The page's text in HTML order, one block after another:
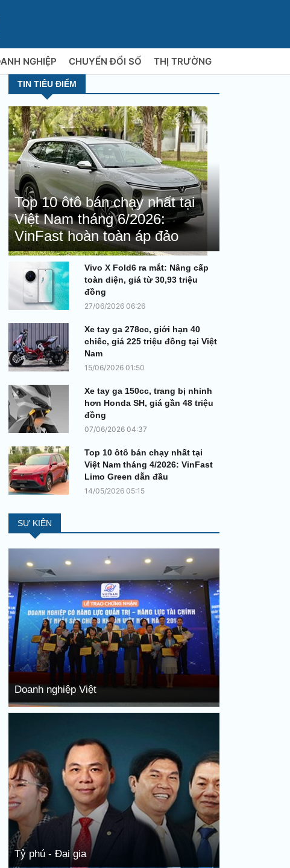
NGHIỆP CHUYỂN ĐỔI SỐ THỊ TRƯỜNG
TIN TIÊU ĐIỂM
Top 10 ôtô bán chạy nhất tại
Việt Nam tháng 6/2026:
VinFast hoàn toàn áp đảo
Vivo X Fold6 ra mắt: Nâng cấp
toàn diện, giá từ 30,93 triệu
đồng
27/06/2026 06:26
Xe tay ga 278cc, giới hạn 40
chiếc, giá 225 triệu đồng tại Việt
Nam
15/06/2026 01:50
Xe tay ga 150cc, trang bị nhỉnh
hơn Honda SH, giá gần 48 triệu
đồng
07/06/2026 04:37
Top 10 ôtô bán chạy nhất tại
Việt Nam tháng 4/2026: VinFast
Limo Green dẫn đầu
14/05/2026 05:15
SỰ KIỆN
Doanh nghiệp Việt
Tỷ phú - Đại gia